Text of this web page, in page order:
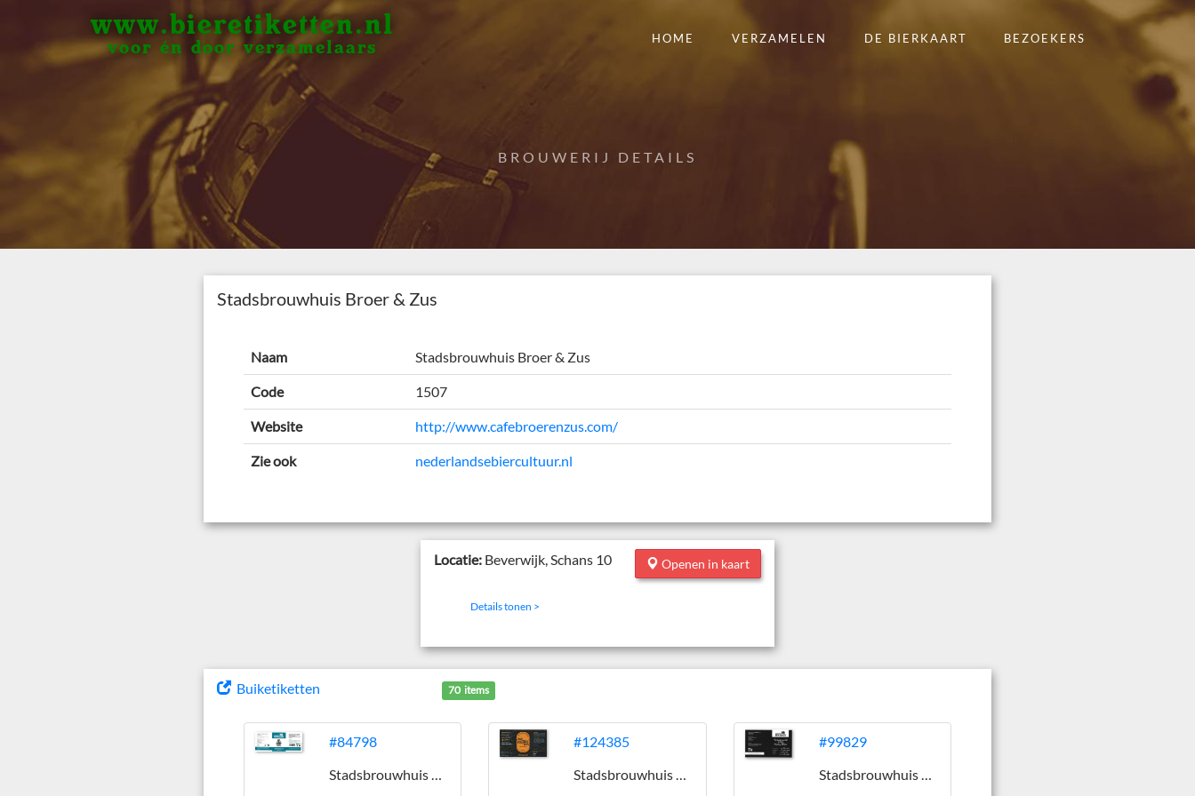
www.bieretiketten.nl
voor én door verzamelaars
HOME VERZAMELEN DE BIERKAART BEZOEKERS
BROUWERIJ DETAILS
Stadsbrouwhuis Broer & Zus
Naam Stadsbrouwhuis Broer & Zus
Code 1507
Website http://www.cafebroerenzus.com/
Zie ook nederlandsebiercultuur.nl
Locatie: Beverwijk, Schans 10 Openen in kaart
Details tonen >
Buiketiketten 70 items
#84798
Stadsbrouwhuis Broer & Zus
#124385
Stadsbrouwhuis Broer & Zus
#99829
Stadsbrouwhuis Broer & Zus